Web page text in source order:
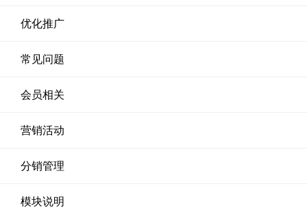
优化推广
常见问题
会员相关
营销活动
分销管理
模块说明